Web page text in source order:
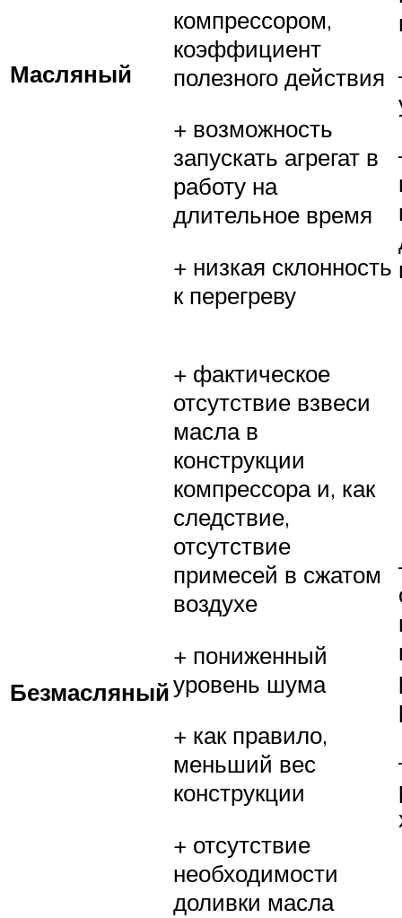
Масляный
компрессором,
коэффициент
полезного действия
+ возможность
запускать агрегат в
работу на
длительное время
+ низкая склонность
к перегреву
Безмасляный
+ фактическое
отсутствие взвеси
масла в
конструкции
компрессора и, как
следствие,
отсутствие
примесей в сжатом
воздухе
+ пониженный
уровень шума
+ как правило,
меньший вес
конструкции
+ отсутствие
необходимости
доливки масла